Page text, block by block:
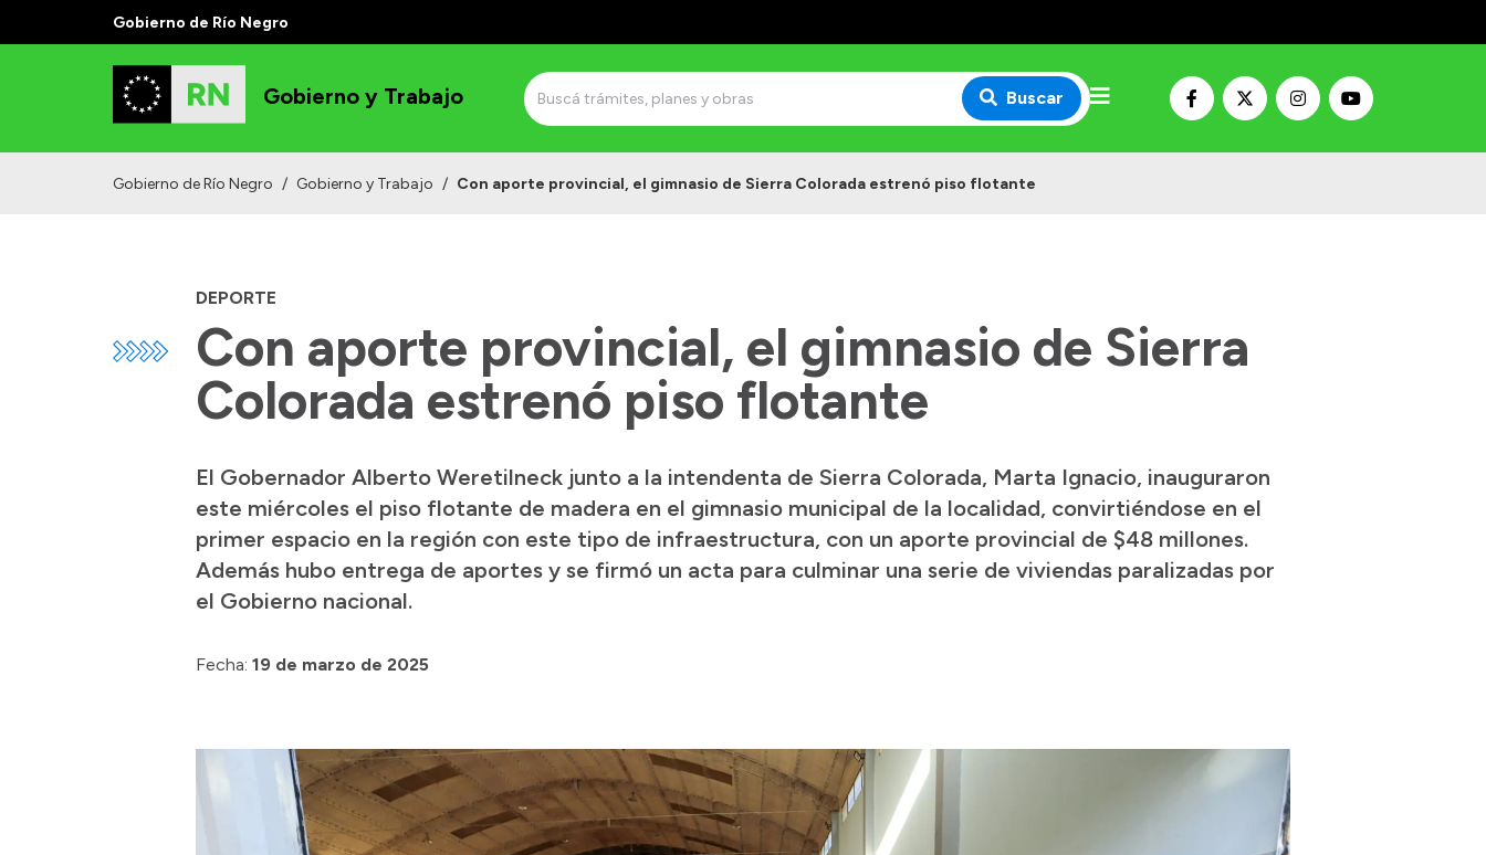
Gobierno de Río Negro
Gobierno y Trabajo Buscar
Gobierno de Río Negro / Gobierno y Trabajo / Con aporte provincial, el gimnasio de Sierra Colorada estrenó piso flotante
DEPORTE
Con aporte provincial, el gimnasio de Sierra
Colorada estrenó piso flotante
El Gobernador Alberto Weretilneck junto a la intendenta de Sierra Colorada, Marta Ignacio, inauguraron
este miércoles el piso flotante de madera en el gimnasio municipal de la localidad, convirtiéndose en el
primer espacio en la región con este tipo de infraestructura, con un aporte provincial de $48 millones.
Además hubo entrega de aportes y se firmó un acta para culminar una serie de viviendas paralizadas por
el Gobierno nacional.
Fecha: 19 de marzo de 2025